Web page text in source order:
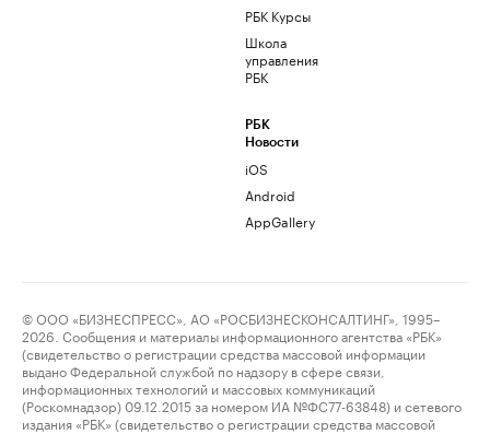
РБК Курсы
Школа
управления
РБК
РБК
Новости
iOS
Android
AppGallery
© ООО «БИЗНЕСПРЕСС», АО «РОСБИЗНЕСКОНСАЛТИНГ», 1995–
2026. Сообщения и материалы информационного агентства «РБК»
(свидетельство о регистрации средства массовой информации
выдано Федеральной службой по надзору в сфере связи,
информационных технологий и массовых коммуникаций
(Роскомнадзор) 09.12.2015 за номером ИА №ФС77-63848) и сетевого
издания «РБК» (свидетельство о регистрации средства массовой